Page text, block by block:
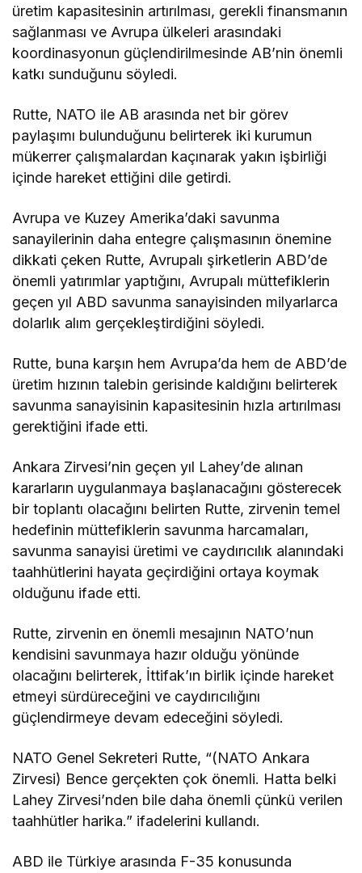
üretim kapasitesinin artırılması, gerekli finansmanın
sağlanması ve Avrupa ülkeleri arasındaki
koordinasyonun güçlendirilmesinde AB’nin önemli
katkı sunduğunu söyledi.
Rutte, NATO ile AB arasında net bir görev
paylaşımı bulunduğunu belirterek iki kurumun
mükerrer çalışmalardan kaçınarak yakın işbirliği
içinde hareket ettiğini dile getirdi.
Avrupa ve Kuzey Amerika’daki savunma
sanayilerinin daha entegre çalışmasının önemine
dikkati çeken Rutte, Avrupalı şirketlerin ABD’de
önemli yatırımlar yaptığını, Avrupalı müttefiklerin
geçen yıl ABD savunma sanayisinden milyarlarca
dolarlık alım gerçekleştirdiğini söyledi.
Rutte, buna karşın hem Avrupa’da hem de ABD’de
üretim hızının talebin gerisinde kaldığını belirterek
savunma sanayisinin kapasitesinin hızla artırılması
gerektiğini ifade etti.
Ankara Zirvesi’nin geçen yıl Lahey’de alınan
kararların uygulanmaya başlanacağını gösterecek
bir toplantı olacağını belirten Rutte, zirvenin temel
hedefinin müttefiklerin savunma harcamaları,
savunma sanayisi üretimi ve caydırıcılık alanındaki
taahhütlerini hayata geçirdiğini ortaya koymak
olduğunu ifade etti.
Rutte, zirvenin en önemli mesajının NATO’nun
kendisini savunmaya hazır olduğu yönünde
olacağını belirterek, İttifak’ın birlik içinde hareket
etmeyi sürdüreceğini ve caydırıcılığını
güçlendirmeye devam edeceğini söyledi.
NATO Genel Sekreteri Rutte, “(NATO Ankara
Zirvesi) Bence gerçekten çok önemli. Hatta belki
Lahey Zirvesi’nden bile daha önemli çünkü verilen
taahhütler harika.” ifadelerini kullandı.
ABD ile Türkiye arasında F-35 konusunda